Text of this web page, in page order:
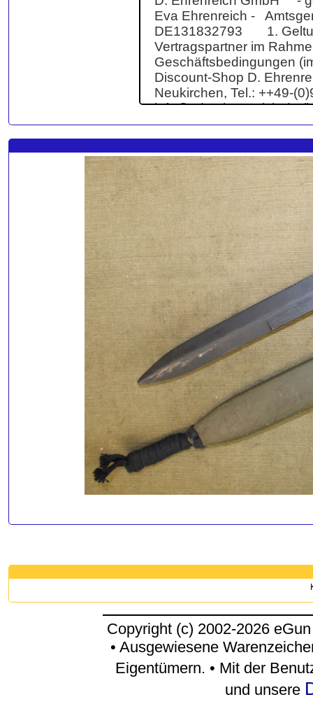
Copyright (c) 2002-2026
• Ausgewiesene
Eigentümern. • Mit der
und unsere